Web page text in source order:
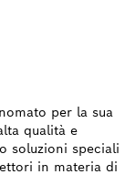
per la sua
qualità e
soluzioni speciali
in materia di